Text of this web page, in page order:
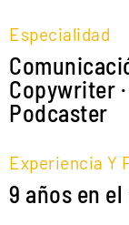
Especialidad
Copywriter
Podcaster
Experiencia Y
9 años en